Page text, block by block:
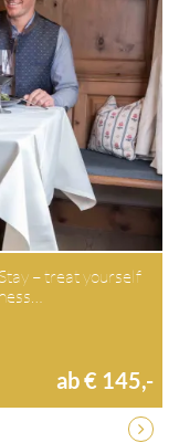
– treat yourself
ab € 145,-